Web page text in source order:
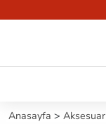
Anasayfa > Aksesuar